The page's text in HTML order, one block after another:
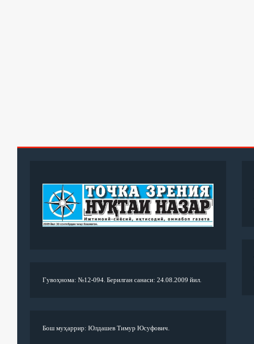
Гувоҳнома: №12-094. Берилган санаси: 24.08.2009 йил.
Бош муҳаррир: Юлдашев Тимур Юсуфович.